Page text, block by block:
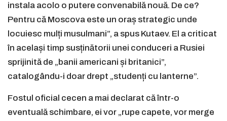
instala acolo o putere convenabilă nouă. De ce?
Pentru că Moscova este un oraș strategic unde
locuiesc mulți musulmani”, a spus Kutaev. El a criticat
în același timp susținătorii unei conduceri a Rusiei
sprijinită de „banii americani și britanici”,
catalogându-i doar drept „studenți cu lanterne”.
Fostul oficial cecen a mai declarat că într-o
eventuală schimbare, ei vor „rupe capete, vor merge